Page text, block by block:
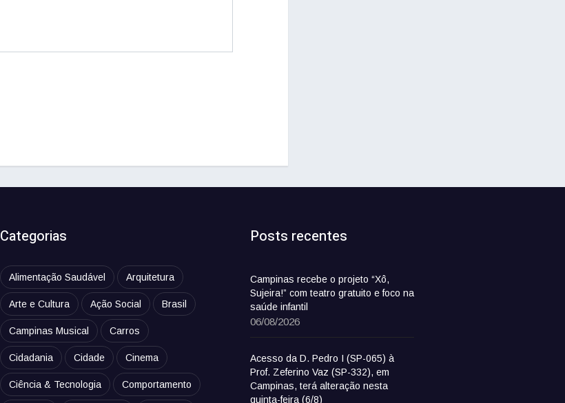
Categorias
Alimentação Saudável Arquitetura
Arte e Cultura Ação Social Brasil
Campinas Musical Carros
Cidadania Cidade Cinema
Ciência & Tecnologia Comportamento
Posts recentes
Campinas recebe o projeto “Xô,
Sujeira!” com teatro gratuito e foco na
saúde infantil
06/08/2026
Acesso da D. Pedro I (SP-065) à
Prof. Zeferino Vaz (SP-332), em
Campinas, terá alteração nesta
quinta-feira (6/8)